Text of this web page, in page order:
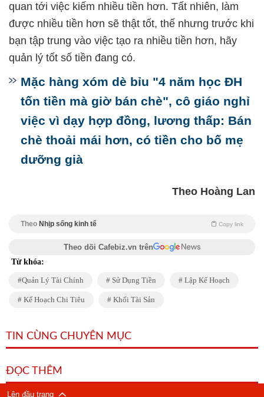
quan tới việc kiếm nhiều tiền hơn. Tất nhiên, làm
được nhiều tiền hơn sẽ thật tốt, thế nhưng trước khi
bạn tập trung vào việc tạo ra nhiều tiền hơn, hãy
quản lý tốt số tiền đang có.
Mặc hàng xóm dè bỉu "4 năm học ĐH
tốn tiền mà giờ bán chè", cô giáo nghỉ
việc vì dạy hợp đồng, lương thấp: Bán
chè thoải mái hơn, có tiền cho bố mẹ
dưỡng già
Theo Hoàng Lan
Theo Nhịp sống kinh tế Copy link
Theo dõi Cafebiz.vn trên
Từ khóa:
Quản Lý Tài Chính Sử Dụng Tiền Lập Kế Hoạch
Kế Hoạch Chi Tiêu Khối Tài Sản
TIN CÙNG CHUYÊN MỤC
ĐỌC THÊM
Lên đầu trang